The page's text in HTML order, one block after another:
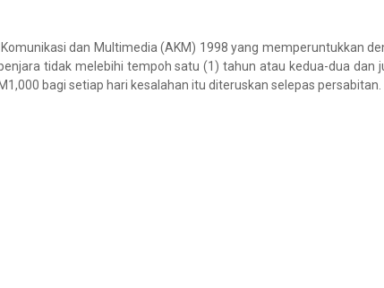
dan Multimedia (AKM) 1998 yang memperuntukkan
tidak melebihi tempoh satu (1) tahun atau kedua-dua dan
bagi setiap hari kesalahan itu diteruskan selepas persabitan.